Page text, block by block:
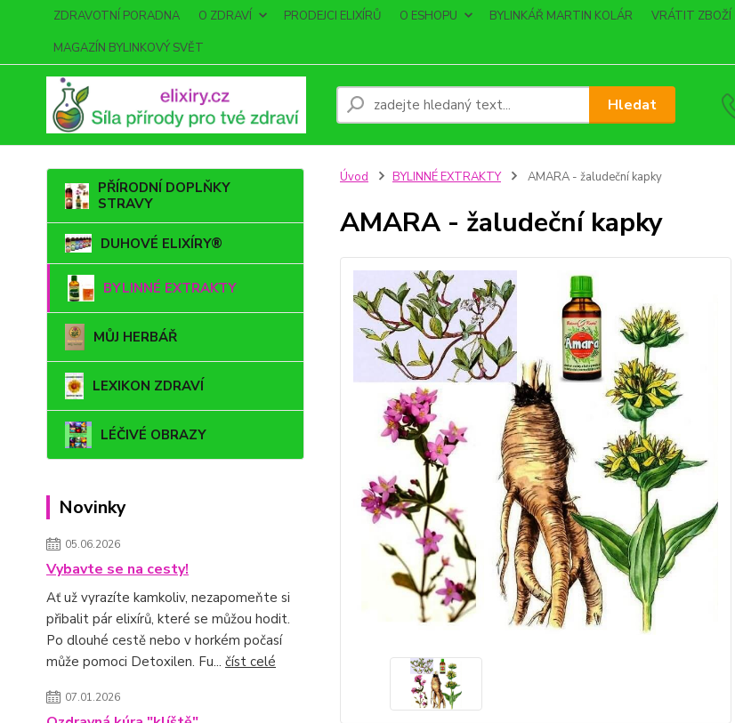
ZDRAVOTNÍ PORADNA O ZDRAVÍ PRODEJCI ELIXÍRŮ O ESHOPU BYLINKÁŘ MARTIN KOLÁR
VRÁTIT ZBOŽÍ
MAGAZÍN BYLINKOVÝ SVĚT
Hledat
PŘÍRODNÍ DOPLŇKY
STRAVY
DUHOVÉ ELIXÍRY®
BYLINNÉ EXTRAKTY
MŮJ HERBÁŘ
LEXIKON ZDRAVÍ
LÉČIVÉ OBRAZY
Novinky
05.06.2026
Vybavte se na cesty!
Ať už vyrazíte kamkoliv, nezapomeňte si
přibalit pár elixírů, které se můžou hodit.
Po dlouhé cestě nebo v horkém počasí
může pomoci Detoxilen. Fu... číst celé
07.01.2026
Úvod BYLINNÉ EXTRAKTY AMARA - žaludeční kapky
AMARA - žaludeční kapky